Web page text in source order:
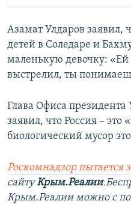
Азамат Улдаров заявил,
детей в Соледаре и
маленькую девочку: «Ей
выстрелил, ты
Глава Офиса
заявил, что Россия – это
биологический мусор
Роскомнадзор пытается
сайтуКрым.Реалии.
Крым.Реалии можно с